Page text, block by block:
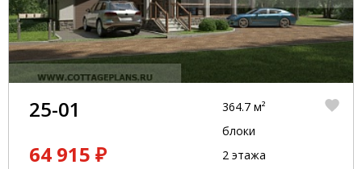
25-01
64 915 ₽
364.7 м²
блоки
2 этажа